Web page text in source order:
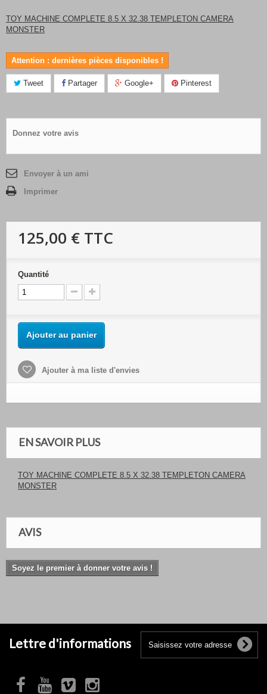
TOY MACHINE COMPLETE 8.5 X 32.38 TEMPLETON CAMERA
MONSTER
Attention : dernières pièces disponibles !
Tweet Partager Google+ Pinterest
Donnez votre avis
Envoyer à un ami
Imprimer
125,00 € TTC
Quantité
Ajouter au panier
Ajouter à ma liste d'envies
EN SAVOIR PLUS
TOY MACHINE COMPLETE 8.5 X 32.38 TEMPLETON CAMERA
MONSTER
AVIS
Soyez le premier à donner votre avis !
Lettre d'informations